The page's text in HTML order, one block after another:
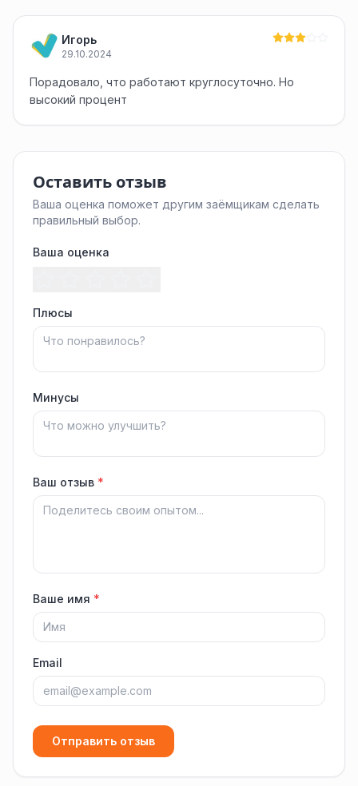
Игорь
29.10.2024
Порадовало, что работают круглосуточно. Но
высокий процент
Оставить отзыв
Ваша оценка поможет другим заёмщикам сделать
правильный выбор.
Ваша оценка
Плюсы
Минусы
Ваш отзыв *
Ваше имя *
Email
Отправить отзыв